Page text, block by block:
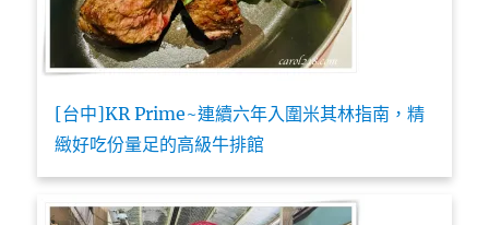
[台中]KR Prime~連續六年入圍米其林指南，精
緻好吃份量足的高級牛排館